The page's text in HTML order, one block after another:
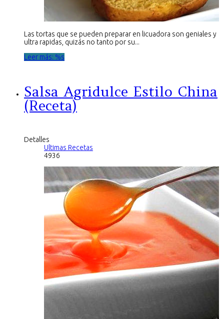
Las tortas que se pueden preparar en licuadora son geniales y
ultra rapidas, quizás no tanto por su...
Leer más: %s
Salsa Agridulce Estilo China
(Receta)
Detalles
Ultimas Recetas
4936